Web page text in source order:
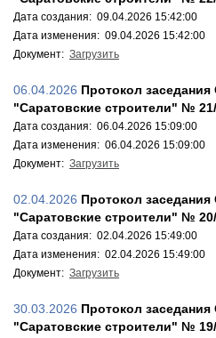
Дата создания: 09.04.2026 15:42:00
Дата изменения: 09.04.2026 15:42:00
Документ: Загрузить
06.04.2026 Протокол
"Саратовские строители" № 21/
Дата создания: 06.04.2026 15:09:00
Дата изменения: 06.04.2026 15:09:00
Документ: Загрузить
02.04.2026 Протокол
"Саратовские строители" № 20/
Дата создания: 02.04.2026 15:49:00
Дата изменения: 02.04.2026 15:49:00
Документ: Загрузить
30.03.2026 Протокол
"Саратовские строители" № 19/